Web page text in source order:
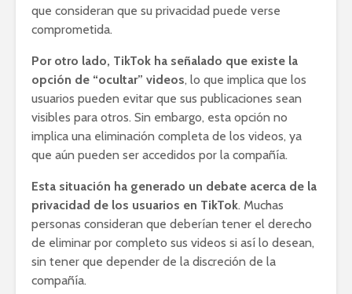
que consideran que su privacidad puede verse
comprometida.
Por otro lado, TikTok ha señalado que existe la
opción de “ocultar” videos, lo que implica que los
usuarios pueden evitar que sus publicaciones sean
visibles para otros. Sin embargo, esta opción no
implica una eliminación completa de los videos, ya
que aún pueden ser accedidos por la compañía.
Esta situación ha generado un debate acerca de la
privacidad de los usuarios en TikTok. Muchas
personas consideran que deberían tener el derecho
de eliminar por completo sus videos si así lo desean,
sin tener que depender de la discreción de la
compañía.